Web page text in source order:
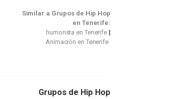
Similar a Grupos de Hip Hop
en Tenerife:
humorista en Tenerife
Animación en Tenerife
Grupos de Hip Hop